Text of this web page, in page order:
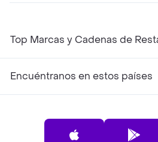
Top Marcas y Cadenas de
Encuéntranos en estos países